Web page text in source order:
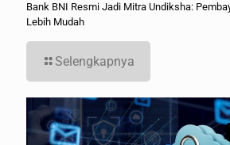
Bank BNI Resmi Jadi Mitra Undiksha:
Lebih Mudah
Selengkapnya